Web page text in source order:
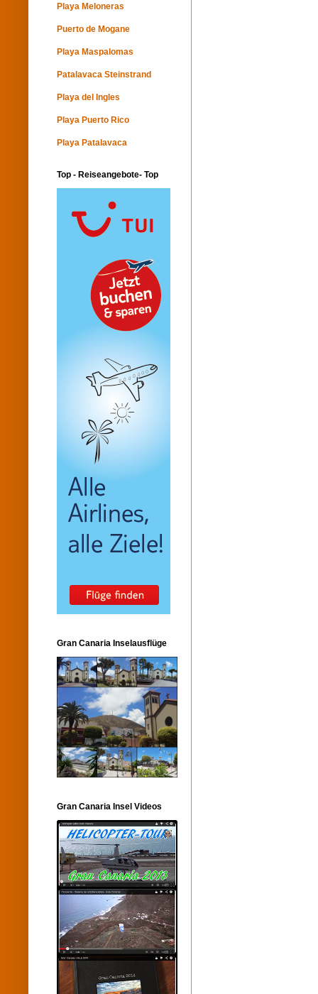
Playa Meloneras
Puerto de Mogane
Playa Maspalomas
Patalavaca Steinstrand
Playa del Ingles
Playa Puerto Rico
Playa Patalavaca
Top - Reiseangebote- Top
Gran Canaria Inselausflüge
Gran Canaria Insel Videos